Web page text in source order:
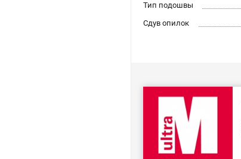
Тип подошвы
Сдув опилок